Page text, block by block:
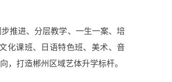
推进、分层教学、一生一案、培
化课班、日语特色班、美术、音
，打造郴州区域艺体升学标杆。